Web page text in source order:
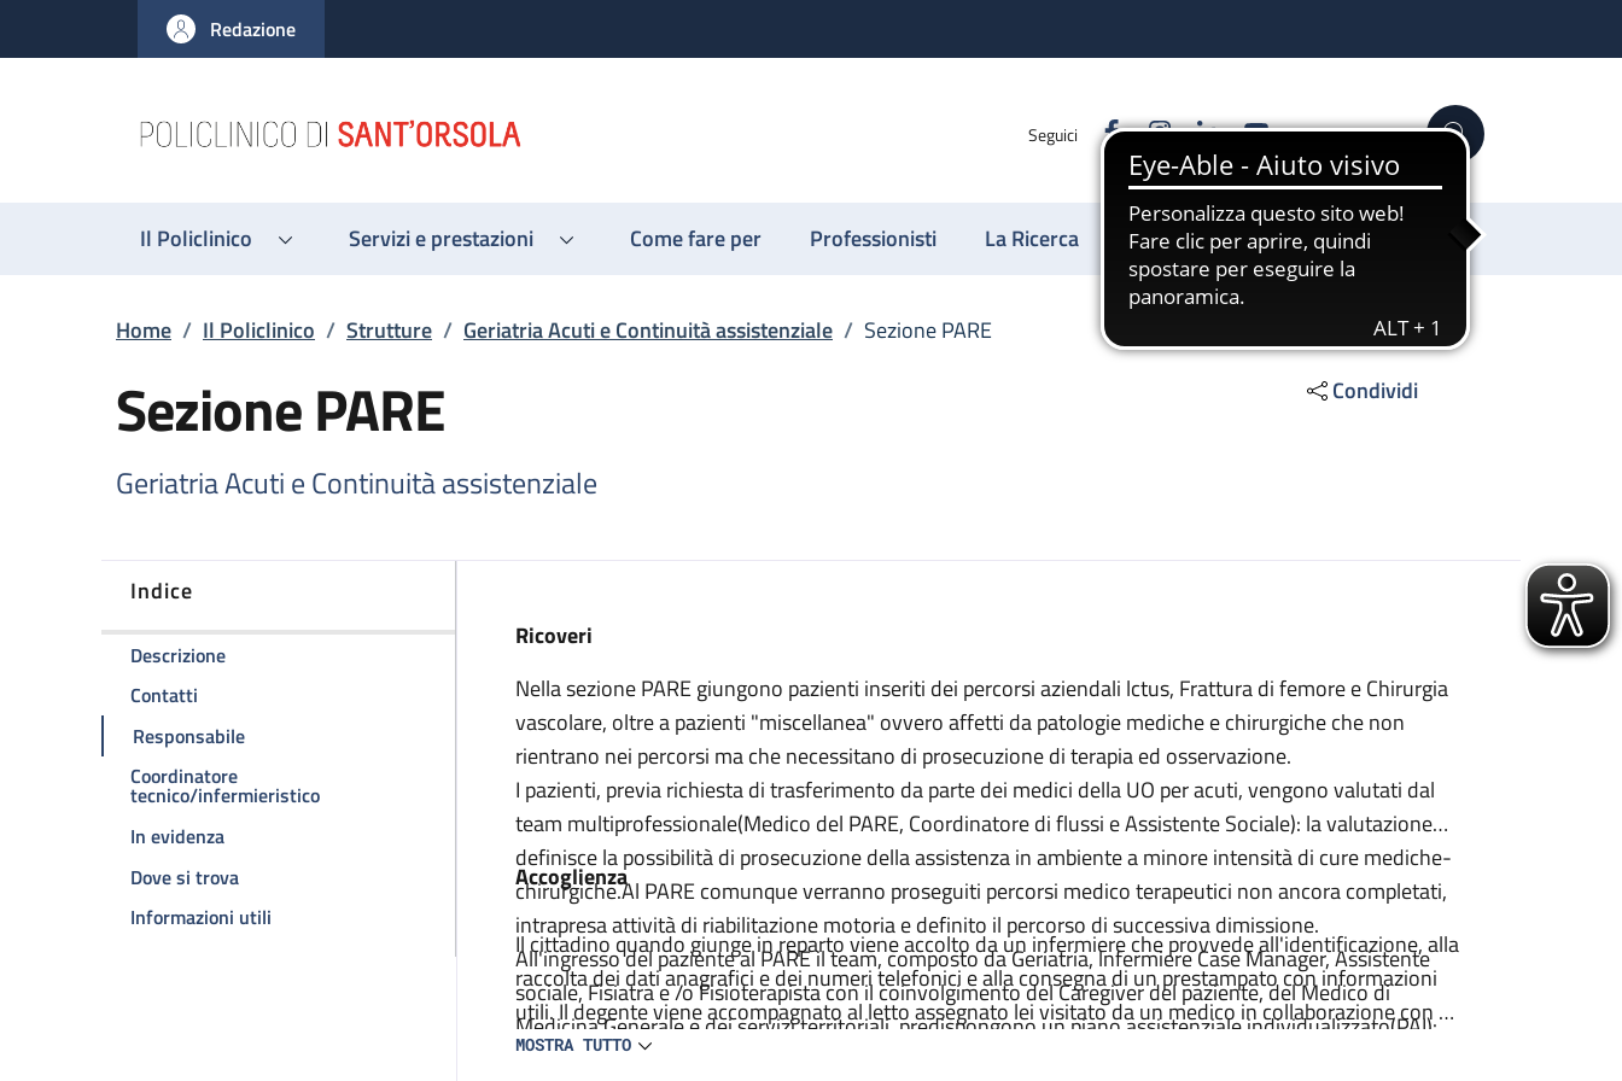
al contenuto principale
to footer content
Redazione
Seguici FacebookInstagram
LinkedinYouTube Cerca
Il Policlinico Servizi e prestazioni Come fare per Professionisti La Ricerca Sostienici
Briciole di pane
Home / Il Policlinico / Strutture / Geriatria Acuti e Continuità assistenziale / Sezione PARE
Sezione PARE
Geriatria Acuti e Continuità assistenziale
Condividi
Indice
Descrizionedella pagina Sezione PARE
Contatti
Responsabiledella pagina Sezione PARE
Coordinatore
tecnico/infermieristicodella pagina Sezione PARE
In evidenzadella pagina Sezione PARE
Dove si trovadella pagina Sezione PARE
Informazioni utili
Descrizione
Ricoveri
Nella sezione PARE giungono pazienti inseriti dei percorsi aziendali lctus, Frattura di femore e Chirurgia
vascolare, oltre a pazienti "miscellanea" ovvero affetti da patologie mediche e chirurgiche che non
rientrano nei percorsi ma che necessitano di prosecuzione di terapia ed osservazione.
I pazienti, previa richiesta di trasferimento da parte dei medici della UO per acuti, vengono valutati dal
team multiprofessionale(Medico del PARE, Coordinatore di flussi e Assistente Sociale): la valutazione
definisce la possibilità di prosecuzione della assistenza in ambiente a minore intensità di cure mediche-
chirurgiche.Al PARE comunque verranno proseguiti percorsi medico terapeutici non ancora completati,
intrapresa attività di riabilitazione motoria e definito il percorso di successiva dimissione.
All'ingresso del paziente al PARE il team, composto da Geriatria, lnfermiere Case Manager, Assistente
sociale, Fisiatra e /o Fisioterapista con il coinvolgimento del Caregiver del paziente, del Medico di
Medicina Generale e dei servizi territoriali, predispongono un piano assistenziale individualizzato(PAI):
questo piano che definisce le necessità medico riabilitative durante la degenza puo anche essere via via
Accoglienza
Il cittadino quando giunge in reparto viene accolto da un infermiere che provvede all'identificazione, alla
raccolta dei dati anagrafici e dei numeri telefonici e alla consegna di un prestampato con informazioni
utili. Il degente viene accompagnato al letto assegnato lei visitato da un medico in collaborazione con un
infermiere. Viene compilata la carlella clinica ed infermieristica dove viene delineato il percorso
MOSTRA TUTTO